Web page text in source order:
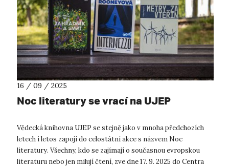
16 / 09 / 2025
Noc literatury se vrací na UJEP
Vědecká knihovna UJEP se stejně jako v mnoha předchozích
letech i letos zapojí do celostátní akce s názvem Noc
literatury. Všechny, kdo se zajímají o současnou evropskou
literaturu nebo jen milují čtení, zve dne 17. 9. 2025 do Centra